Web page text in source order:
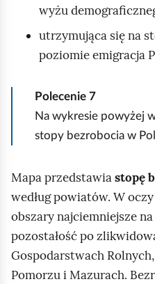
wyżu
utrzymująca się na
poziomie emigracja
Polecenie 7
Na wykresie powyżej
stopy bezrobocia w
Mapa przedstawiastopę
według powiatów. W
obszary najciemniejsze
pozostałość po
Gospodarstwach
Pomorzu i Mazurach.